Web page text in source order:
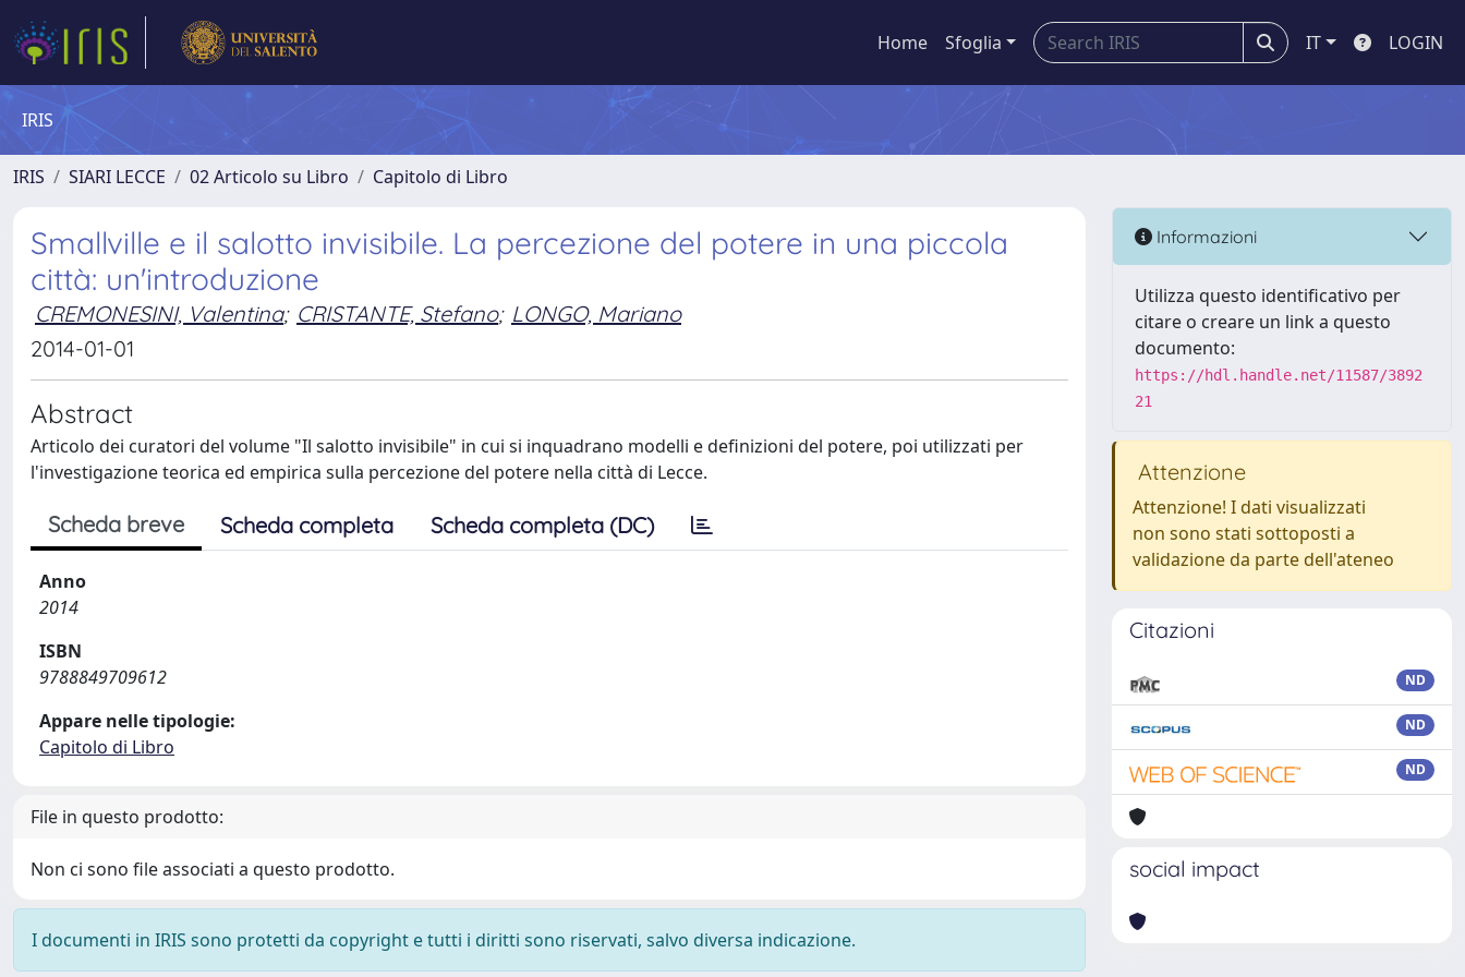
Home Sfoglia IT LOGIN
IRIS
IRIS SIARI LECCE 02 Articolo su Libro Capitolo di Libro
Smallville e il salotto invisibile. La percezione del potere in una piccola
città: un'introduzione
CREMONESINI, Valentina; CRISTANTE, Stefano; LONGO, Mariano
2014-01-01
Abstract
Articolo dei curatori del volume "Il salotto invisibile" in cui si inquadrano modelli e definizioni del potere, poi utilizzati per
l'investigazione teorica ed empirica sulla percezione del potere nella città di Lecce.
Scheda breve Scheda completa Scheda completa (DC)
Anno
2014
ISBN
9788849709612
Appare nelle tipologie:
Capitolo di Libro
File in questo prodotto:
Non ci sono file associati a questo prodotto.
I documenti in IRIS sono protetti da copyright e tutti i diritti sono riservati, salvo diversa indicazione.
Informazioni
Utilizza questo identificativo per
citare o creare un link a questo
documento:
https://hdl.handle.net/11587/3892
21
Attenzione
Attenzione! I dati visualizzati
non sono stati sottoposti a
validazione da parte dell'ateneo
Citazioni
ND
ND
ND
social impact